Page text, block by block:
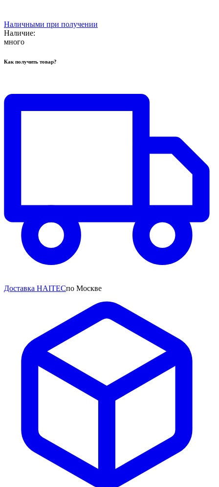
Наличными при получении
Наличие:
много
Как получить товар?
Доставка HAITECпо Москве